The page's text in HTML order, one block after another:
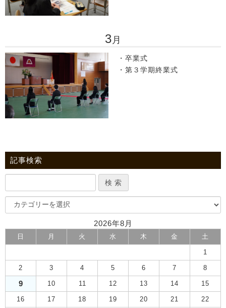
3 月
・卒業式
・第３学期終業式
記事検索
2026年8月
日 月 火 水 木 金 土
1
2 3 4 5 6 7 8
9 10 11 12 13 14 15
16 17 18 19 20 21 22